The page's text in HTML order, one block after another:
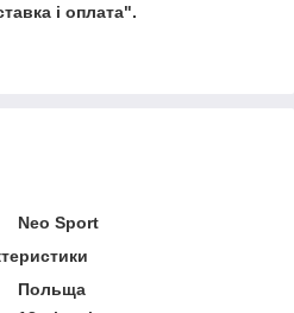
і оплата".
Neo Sport
Польща